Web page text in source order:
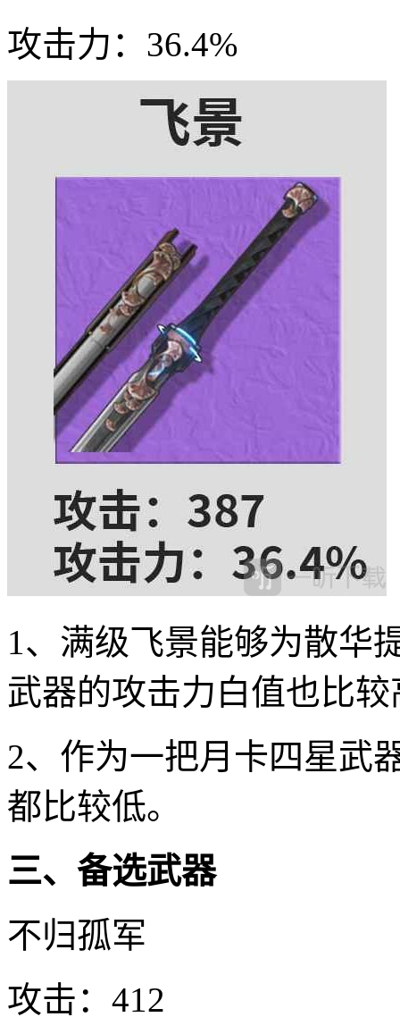
攻击力：36.4%
1、满级飞景能够为散华
武器的攻击力白值也比较
2、作为一把月卡四星武
都比较低。
三、备选武器
不归孤军
攻击：412